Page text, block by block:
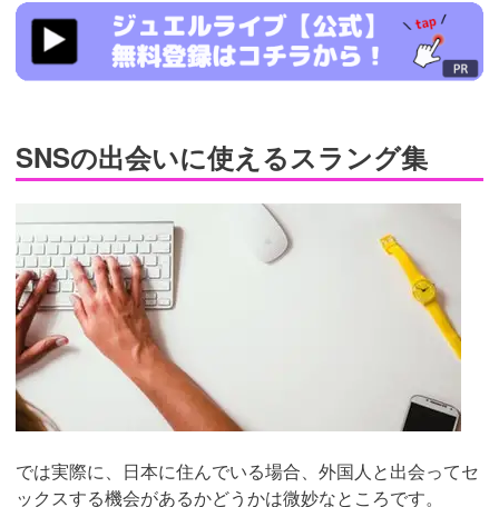
https://www.j-
live.tv/LiveChat/acs.php?
si=jwchatt&pid=MLA5661_0003&pa=lp33.php
SNSの出会いに使えるスラング集
では実際に、日本に住んでいる場合、外国人と出会ってセ
ックスする機会があるかどうかは微妙なところです。